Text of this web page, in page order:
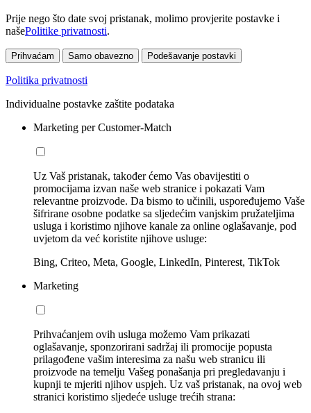
Prije nego što date svoj pristanak, molimo provjerite postavke i
našePolitike privatnosti.
Prihvaćam Samo obavezno Podešavanje postavki
Politika privatnosti
Individualne postavke zaštite podataka
Marketing per Customer-Match
Uz Vaš pristanak, također ćemo Vas obavijestiti o
promocijama izvan naše web stranice i pokazati Vam
relevantne proizvode. Da bismo to učinili, uspoređujemo Vaše
šifrirane osobne podatke sa sljedećim vanjskim pružateljima
usluga i koristimo njihove kanale za online oglašavanje, pod
uvjetom da već koristite njihove usluge:
Bing, Criteo, Meta, Google, LinkedIn, Pinterest, TikTok
Marketing
Prihvaćanjem ovih usluga možemo Vam prikazati
oglašavanje, sponzorirani sadržaj ili promocije popusta
prilagođene vašim interesima za našu web stranicu ili
proizvode na temelju Vašeg ponašanja pri pregledavanju i
kupnji te mjeriti njihov uspjeh. Uz vaš pristanak, na ovoj web
stranici koristimo sljedeće usluge trećih strana: